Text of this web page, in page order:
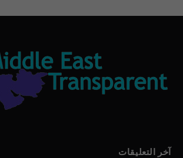
آخر التعليقات